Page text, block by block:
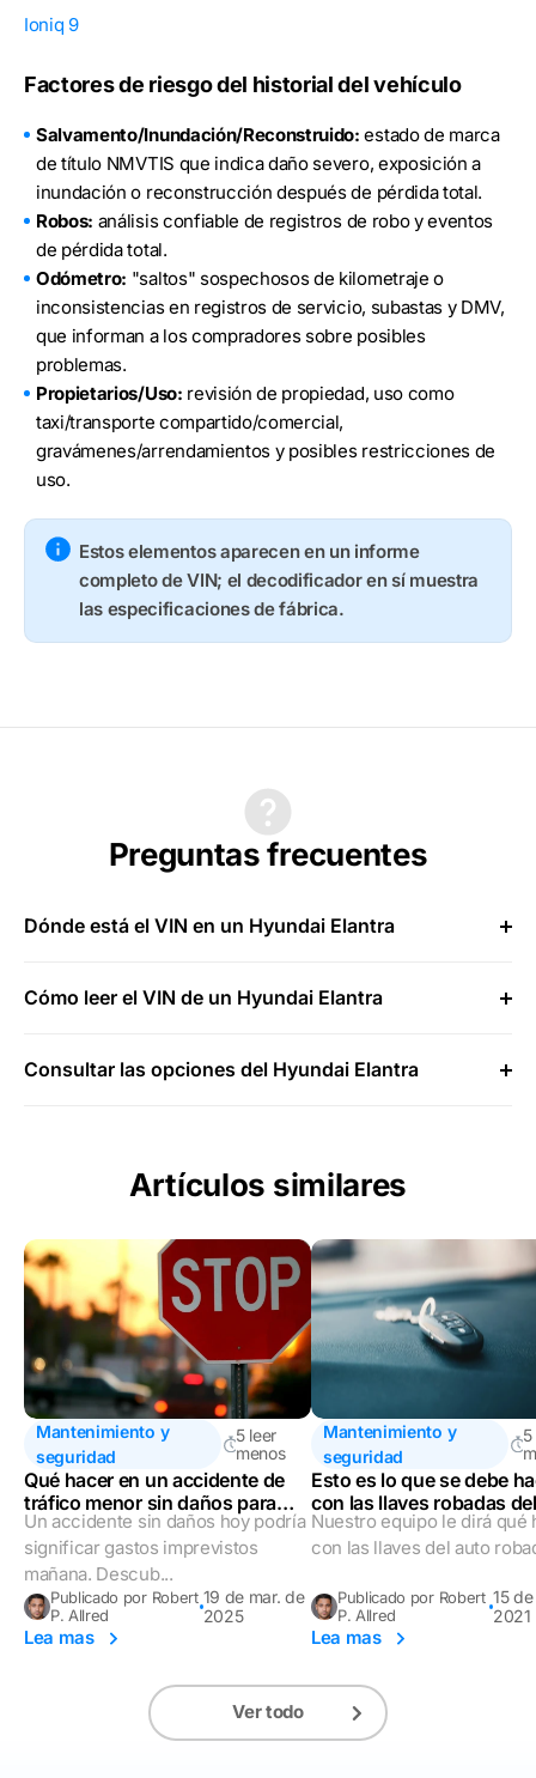
Ioniq 9
Factores de riesgo del historial del vehículo
Salvamento/Inundación/Reconstruido: estado de marca
de título NMVTIS que indica daño severo, exposición a
inundación o reconstrucción después de pérdida total.
Robos: análisis confiable de registros de robo y eventos
de pérdida total.
Odómetro: "saltos" sospechosos de kilometraje o
inconsistencias en registros de servicio, subastas y DMV,
que informan a los compradores sobre posibles
problemas.
Propietarios/Uso: revisión de propiedad, uso como
taxi/transporte compartido/comercial,
gravámenes/arrendamientos y posibles restricciones de
uso.
Estos elementos aparecen en un informe
completo de VIN; el decodificador en sí muestra
las especificaciones de fábrica.
Preguntas frecuentes
Dónde está el VIN en un Hyundai Elantra
Cómo leer el VIN de un Hyundai Elantra
Consultar las opciones del Hyundai Elantra
Artículos similares
Mantenimiento y
seguridad
5 leer
menos
Qué hacer en un accidente de
tráfico menor sin daños para
mantenerse protegido
Un accidente sin daños hoy podría
significar gastos imprevistos
mañana. Descub...
Publicado por Robert
P. Allred
19 de mar. de
2025
Lea mas
Mantenimiento y
seguridad
5
Esto es lo que se debe
con las llaves robadas
Nuestro equipo le dirá qué
con las llaves del auto
Publicado por Robert
P. Allred
15
2021
Lea mas
Ver todo